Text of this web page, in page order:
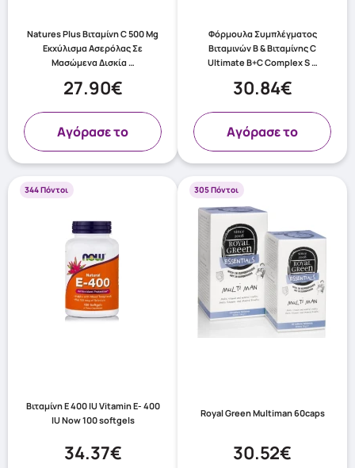
Natures Plus Βιταμίνη C 500 Mg
Εκχύλισμα Ασερόλας Σε
Μασώμενα Δισκία …
27.90€
Aγόρασε το
Φόρμουλα Συμπλέγματος
Βιταμινών Β & Βιταμίνης C
Ultimate B+C Complex S …
30.84€
Aγόρασε το
344 Πόντοι
Βιταμίνη Ε 400 IU Vitamin Ε- 400
IU Now 100 softgels
34.37€
305 Πόντοι
Royal Green Multiman 60caps
30.52€